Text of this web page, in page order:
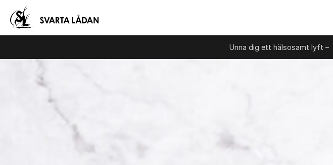
Unna dig ett hälsosamt lyft –